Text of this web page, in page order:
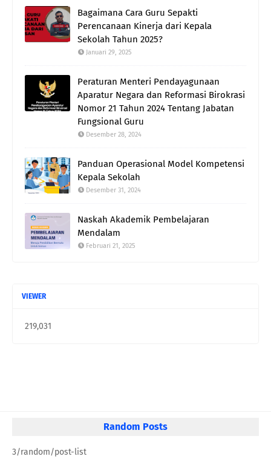
Bagaimana Cara Guru Sepakti
Perencanaan Kinerja dari Kepala
Sekolah Tahun 2025?
Januari 29, 2025
Peraturan Menteri Pendayagunaan
Aparatur Negara dan Reformasi Birokrasi
Nomor 21 Tahun 2024 Tentang Jabatan
Fungsional Guru
Desember 28, 2024
Panduan Operasional Model Kompetensi
Kepala Sekolah
Desember 31, 2024
Naskah Akademik Pembelajaran
Mendalam
Februari 21, 2025
VIEWER
219,031
Random Posts
3/random/post-list